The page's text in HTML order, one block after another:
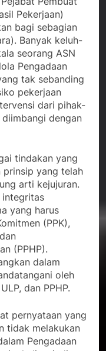
Pekerjaan)
bagi sebagian
Banyak keluh-
seorang ASN
Pengadaan
tak sebanding
pekerjaan
dari pihak-
dengan
tindakan yang
prinsip yang telah
arti kejujuran.
integritas
yang harus
(PPK),
(PPHP).
dalam
oleh
dan PPHP.
pernyataan yang
tidak melakukan
Pengadaan